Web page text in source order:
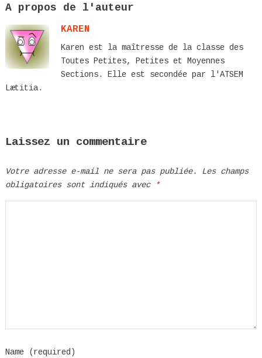
A propos de l'auteur
KAREN
Karen est la maîtresse de la classe des
Toutes Petites, Petites et Moyennes
Sections. Elle est secondée par l'ATSEM
Lætitia.
Laissez un commentaire
Votre adresse e-mail ne sera pas publiée.
Les champs
obligatoires sont indiqués avec
*
Name (required)